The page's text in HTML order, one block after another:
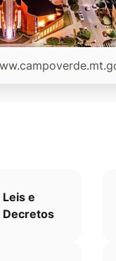
Leis e
Decretos